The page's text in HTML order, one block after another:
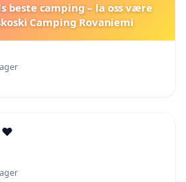
beste camping – la oss være
Camping Rovaniemi
❤️